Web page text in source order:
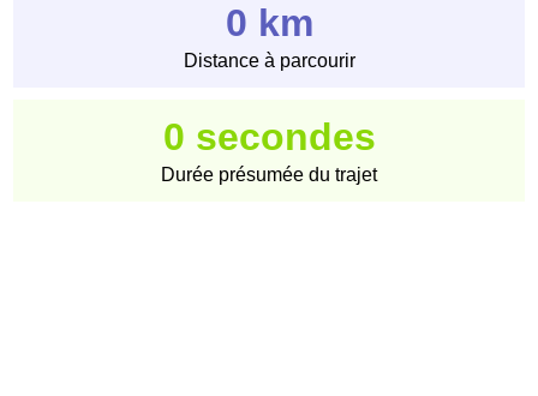
0 km
Distance à parcourir
0 secondes
Durée présumée du trajet